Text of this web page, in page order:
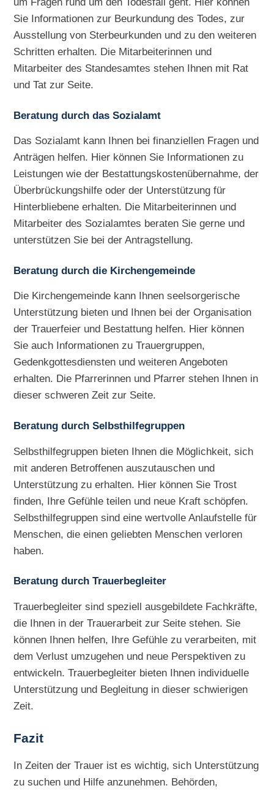
Sie Informationen zur Beurkundung des Todes, zur
Ausstellung von Sterbeurkunden und zu den weiteren
Schritten erhalten. Die Mitarbeiterinnen und
Mitarbeiter des Standesamtes stehen Ihnen mit Rat
und Tat zur Seite.
Beratung durch das Sozialamt
Das Sozialamt kann Ihnen bei finanziellen Fragen und
Anträgen helfen. Hier können Sie Informationen zu
Leistungen wie der Bestattungskostenübernahme, der
Überbrückungshilfe oder der Unterstützung für
Hinterbliebene erhalten. Die Mitarbeiterinnen und
Mitarbeiter des Sozialamtes beraten Sie gerne und
unterstützen Sie bei der Antragstellung.
Beratung durch die Kirchengemeinde
Die Kirchengemeinde kann Ihnen seelsorgerische
Unterstützung bieten und Ihnen bei der Organisation
der Trauerfeier und Bestattung helfen. Hier können
Sie auch Informationen zu Trauergruppen,
Gedenkgottesdiensten und weiteren Angeboten
erhalten. Die Pfarrerinnen und Pfarrer stehen Ihnen in
dieser schweren Zeit zur Seite.
Beratung durch Selbsthilfegruppen
Selbsthilfegruppen bieten Ihnen die Möglichkeit, sich
mit anderen Betroffenen auszutauschen und
Unterstützung zu erhalten. Hier können Sie Trost
finden, Ihre Gefühle teilen und neue Kraft schöpfen.
Selbsthilfegruppen sind eine wertvolle Anlaufstelle für
Menschen, die einen geliebten Menschen verloren
haben.
Beratung durch Trauerbegleiter
Trauerbegleiter sind speziell ausgebildete Fachkräfte,
die Ihnen in der Trauerarbeit zur Seite stehen. Sie
können Ihnen helfen, Ihre Gefühle zu verarbeiten, mit
dem Verlust umzugehen und neue Perspektiven zu
entwickeln. Trauerbegleiter bieten Ihnen individuelle
Unterstützung und Begleitung in dieser schwierigen
Zeit.
Fazit
In Zeiten der Trauer ist es wichtig, sich Unterstützung
zu suchen und Hilfe anzunehmen. Behörden,